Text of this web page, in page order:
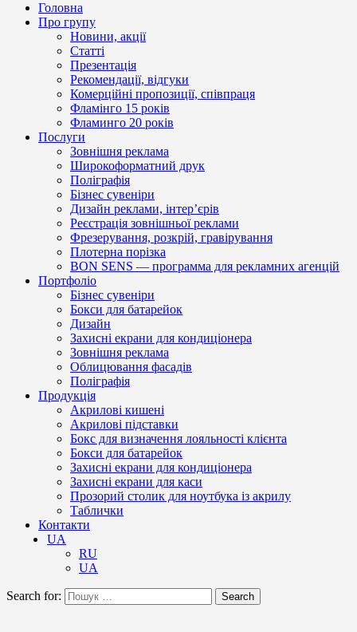
Головна
Про групу
Новини, акції
Статті
Презентація
Рекомендації, відгуки
Комерційні пропозиції, співпраця
Фламінго 15 років
Фламинго 20 років
Послуги
Зовнішня реклама
Широкоформатний друк
Поліграфія
Бізнес сувеніри
Дизайн реклами, інтер’єрів
Реєстрація зовнішньої реклами
Фрезерування, розкрій, гравірування
Плотерна порізка
BON SENS — программа для рекламних агенцій
Портфоліо
Бізнес сувеніри
Бокси для батарейок
Дизайн
Захисні екрани для кондиціонера
Зовнішня реклама
Облицювання фасадів
Поліграфія
Продукція
Акрилові кишені
Акрилові підставки
Бокс для визначення лояльності клієнта
Бокси для батарейок
Захисні екрани для кондиціонера
Захисні екрани для каси
Прозорий столик для ноутбука із акрилу
Таблички
Контакти
UA
RU
UA
Search for: Search